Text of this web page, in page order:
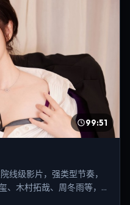
99:51
线级影片，强类型节奏，
、木村拓哉、周冬雨等，